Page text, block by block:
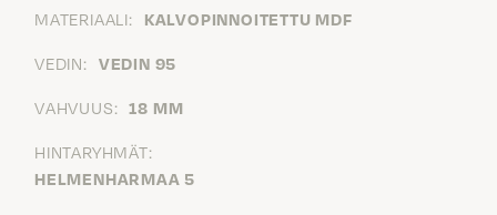
MATERIAALI: KALVOPINNOITETTU MDF
VEDIN: VEDIN 95
VAHVUUS: 18 MM
HINTARYHMÄT:
HELMENHARMAA 5